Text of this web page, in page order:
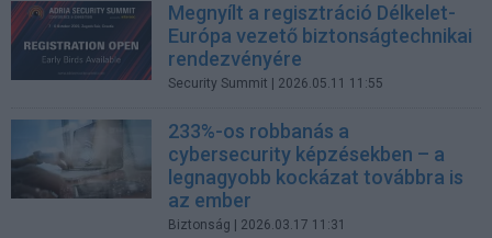
Megnyílt a regisztráció Délkelet-
Európa vezető biztonságtechnikai
rendezvényére
Security Summit | 2026.05.11 11:55
233%-os robbanás a
cybersecurity képzésekben – a
legnagyobb kockázat továbbra is
az ember
Biztonság | 2026.03.17 11:31